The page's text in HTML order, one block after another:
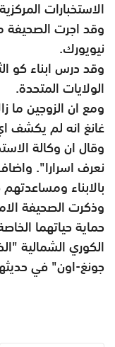
الاستخبارات
وقد اجرت الصحيفة
نيويورك.
وقد درس ابناء كو
الولايات المتحدة.
ومع ان الزوجين ما
غانغ انه لم يكشف
وقال ان وكالة
نعرف اسرارا".
بالابناء
وذكرت الصحيفة
حماية حياتهما
الكوري الشمالية
جونغ-اون" في